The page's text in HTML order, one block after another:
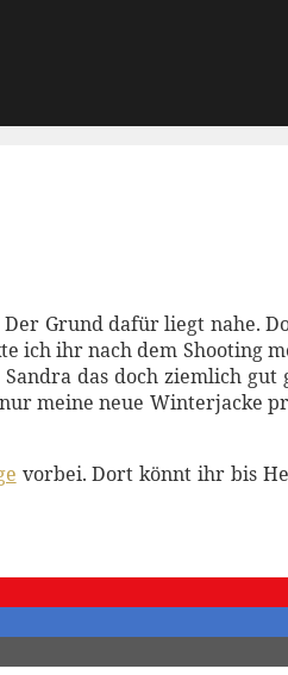
Grund dafür liegt nahe.
ich ihr nach dem Shooting
das doch ziemlich gut
meine neue Winterjacke
vorbei. Dort könnt ihr bis